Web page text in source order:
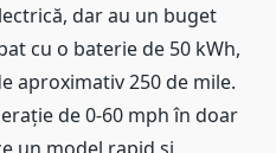
dar au un buget
cu o baterie de 50 kWh,
aproximativ 250 de mile.
de 0-60 mph în doar
un model rapid și